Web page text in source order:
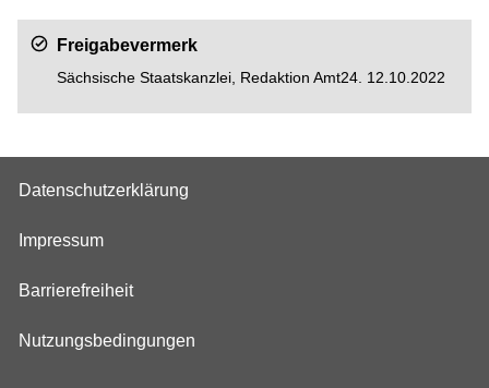
Freigabevermerk
Sächsische Staatskanzlei, Redaktion Amt24. 12.10.2022
Datenschutzerklärung
Impressum
Barrierefreiheit
Nutzungsbedingungen